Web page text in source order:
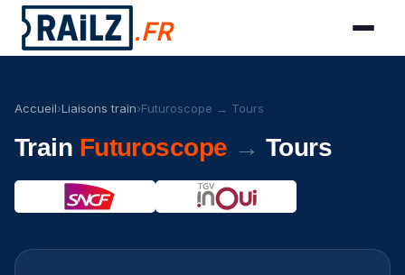
.FR
Accueil›Liaisons train›Futuroscope → Tours
Train Futuroscope → Tours